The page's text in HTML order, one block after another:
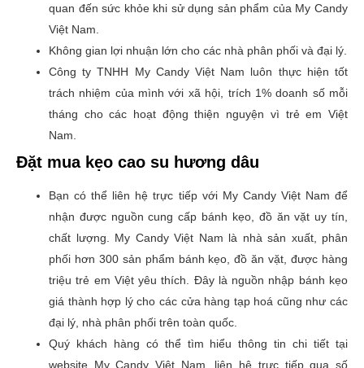
quan đến sức khỏe khi sử dụng sản phẩm của My Candy
Việt Nam.
Không gian lợi nhuận lớn cho các nhà phân phối và đại lý.
Công ty TNHH My Candy Việt Nam luôn thực hiện tốt
trách nhiệm của mình với xã hội, trích 1% doanh số mỗi
tháng cho các hoạt động thiện nguyện vì trẻ em Việt
Nam.
Đặt mua kẹo cao su hương dâu
Bạn có thể liên hệ trực tiếp với My Candy Việt Nam để
nhận được nguồn cung cấp bánh kẹo, đồ ăn vặt uy tín,
chất lượng. My Candy Việt Nam là nhà sản xuất, phân
phối hơn 300 sản phẩm bánh kẹo, đồ ăn vặt, được hàng
triệu trẻ em Việt yêu thích. Đây là nguồn nhập bánh kẹo
giá thành hợp lý cho các cửa hàng tạp hoá cũng như các
đại lý, nhà phân phối trên toàn quốc.
Quý khách hàng có thể tìm hiểu thông tin chi tiết tại
website My Candy Việt Nam, liên hệ trực tiếp qua số